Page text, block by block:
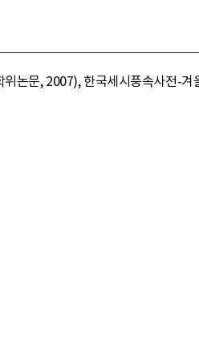
논문, 2007), 한국세시풍속사전-겨